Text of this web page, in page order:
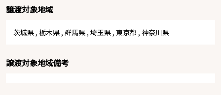
譲渡対象地域
茨城県 , 栃木県 , 群馬県 , 埼玉県 , 東京都 , 神奈川県
譲渡対象地域備考